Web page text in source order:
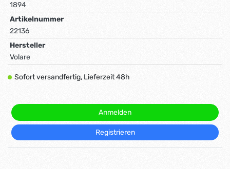
1894
Artikelnummer
22136
Hersteller
Volare
Sofort versandfertig, Lieferzeit 48h
Anmelden
Registrieren